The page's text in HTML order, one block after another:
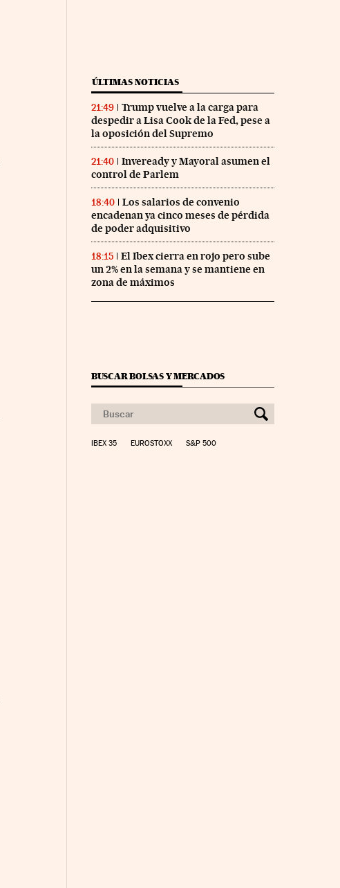
ÚLTIMAS NOTICIAS
21:49
Trump vuelve a la carga para
despedir a Lisa Cook de la Fed, pese a
la oposición del Supremo
21:40
Inveready y Mayoral asumen el
control de Parlem
18:40
Los salarios de convenio
encadenan ya cinco meses de pérdida
de poder adquisitivo
18:15
El Ibex cierra en rojo pero sube
un 2% en la semana y se mantiene en
zona de máximos
BUSCAR BOLSAS Y MERCADOS
IBEX 35 EUROSTOXX S&P 500